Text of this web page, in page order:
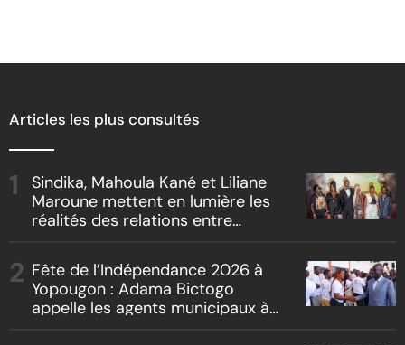
Articles les plus consultés
Sindika, Mahoula Kané et Liliane
Maroune mettent en lumière les
réalités des relations entre
Fête de l’Indépendance 2026 à
Yopougon : Adama Bictogo
appelle les agents municipaux à